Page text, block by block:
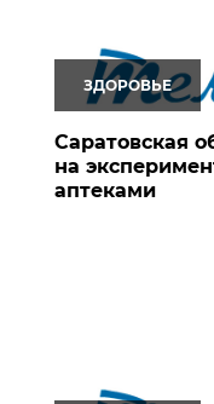
ЗДОРОВЬЕ
Саратовская
на
аптеками